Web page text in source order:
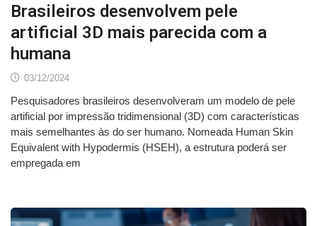
Brasileiros desenvolvem pele
artificial 3D mais parecida com a
humana
03/12/2024
Pesquisadores brasileiros desenvolveram um modelo de pele
artificial por impressão tridimensional (3D) com características
mais semelhantes às do ser humano. Nomeada Human Skin
Equivalent with Hypodermis (HSEH), a estrutura poderá ser
empregada em